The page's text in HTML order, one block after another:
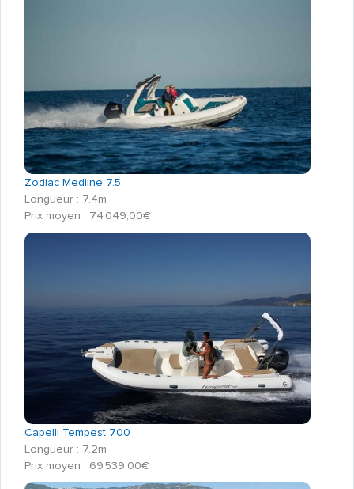
Zodiac Medline 7.5
Longueur : 7.4m
Prix moyen : 74 049,00€
Capelli Tempest 700
Longueur : 7.2m
Prix moyen : 69 539,00€